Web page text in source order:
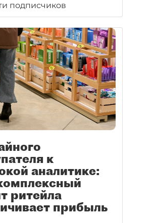
подписчиков
к
аналитике:
ритейла
прибыль